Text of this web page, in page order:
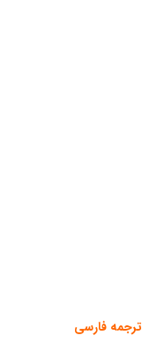
ترجمه فارسی